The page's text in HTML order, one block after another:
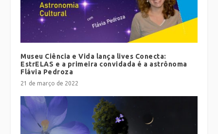
Museu Ciência e Vida lança lives Conecta:
EstrELAS e a primeira convidada é a astrônoma
Flávia Pedroza
21 de março de 2022